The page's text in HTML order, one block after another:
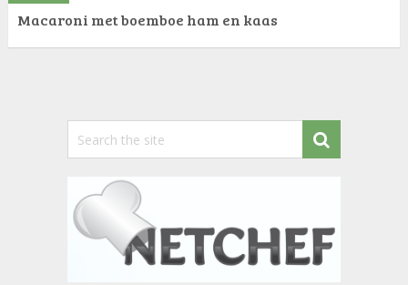
Macaroni met boemboe ham en kaas